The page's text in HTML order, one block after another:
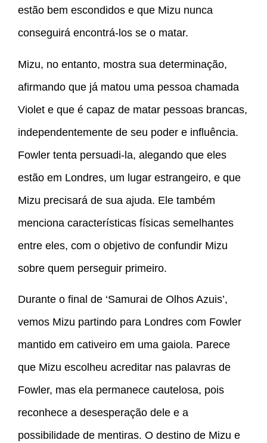
estão bem escondidos e que Mizu nunca
conseguirá encontrá-los se o matar.
Mizu, no entanto, mostra sua determinação,
afirmando que já matou uma pessoa chamada
Violet e que é capaz de matar pessoas brancas,
independentemente de seu poder e influência.
Fowler tenta persuadi-la, alegando que eles
estão em Londres, um lugar estrangeiro, e que
Mizu precisará de sua ajuda. Ele também
menciona características físicas semelhantes
entre eles, com o objetivo de confundir Mizu
sobre quem perseguir primeiro.
Durante o final de ‘Samurai de Olhos Azuis’,
vemos Mizu partindo para Londres com Fowler
mantido em cativeiro em uma gaiola. Parece
que Mizu escolheu acreditar nas palavras de
Fowler, mas ela permanece cautelosa, pois
reconhece a desesperação dele e a
possibilidade de mentiras. O destino de Mizu e